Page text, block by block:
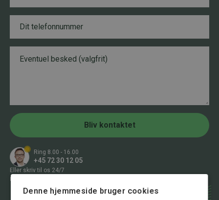
a
i
l
e
m
e
r
*
o
n
u
m
m
e
r
T
e
Bliv kontaktet
Ring 8.00 - 16.00
+45 72 30 12 05
Eller skriv til os 24/7
mail@stormadvokatfirma.dk
Denne hjemmeside bruger cookies